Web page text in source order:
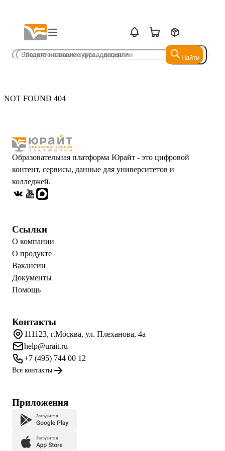
Найти
Найти
NOT FOUND 404
Образовательная платформа Юрайт - это цифровой
контент, сервисы, данные для университетов и
колледжей.
Ссылки
О компании
О продукте
Вакансии
Документы
Помощь
Контакты
111123, г.Москва, ул. Плеханова, 4а
help@urait.ru
+7 (495) 744 00 12
Все контакты
Приложения